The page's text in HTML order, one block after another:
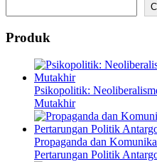
Produk
Psikopolitik:
Mutakhir
Propaganda dan
Pertarungan Politik